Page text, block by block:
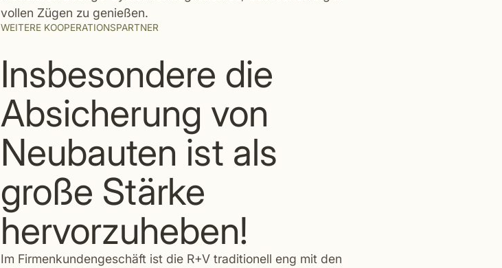
vollen Zügen zu genießen.
WEITERE KOOPERATIONSPARTNER
Insbesondere die
Absicherung von
Neubauten ist als
große Stärke
hervorzuheben!
Im Firmenkundengeschäft ist die R+V traditionell eng mit den